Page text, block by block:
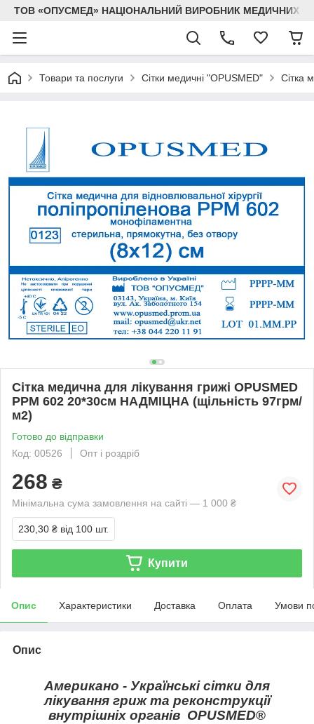
ТОВ «ОПУСМЕД» НАЦІОНАЛЬНИЙ ВИРОБНИК МЕДИЧНИХ
Товари та послуги Сітки медичні "OPUSMED" Сітка
Сітка медична для лікування грижі OPUSMED
РРМ 602 20*30см НАДМІЦНА (щільність 97грм/
м2)
Готово до відправки
Код: 00526
Опт і роздріб
268 ₴
Мінімальна сума замовлення на сайті — 1 000 ₴
230,30 ₴ від 100 шт.
Купити
Опис Характеристики Доставка Оплата Умови
Опис
Американо - Українські сітки для
лікування гриж та реконструкції
внутрішніх органів OPUSMED®